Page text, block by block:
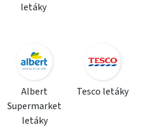
letáky
Albert
Supermarket
letáky
Tesco letáky